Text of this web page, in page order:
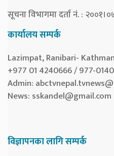
सूचना विभागमा दर्ता नं. :
कार्यालय सम्पर्क
Lazimpat, Ranibari-
+977 01 4240666 / 977-
Admin:
News: sskandel@gmail.com
विज्ञापनका लागि सम्पर्क